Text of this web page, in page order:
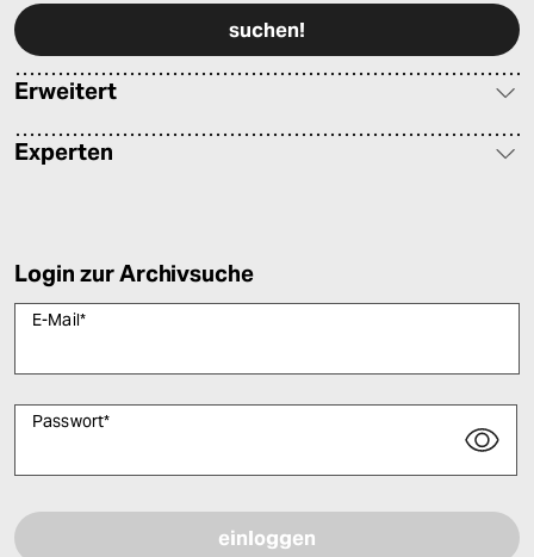
Erweitert
Experten
Login zur Archivsuche
E-Mail*
Passwort*